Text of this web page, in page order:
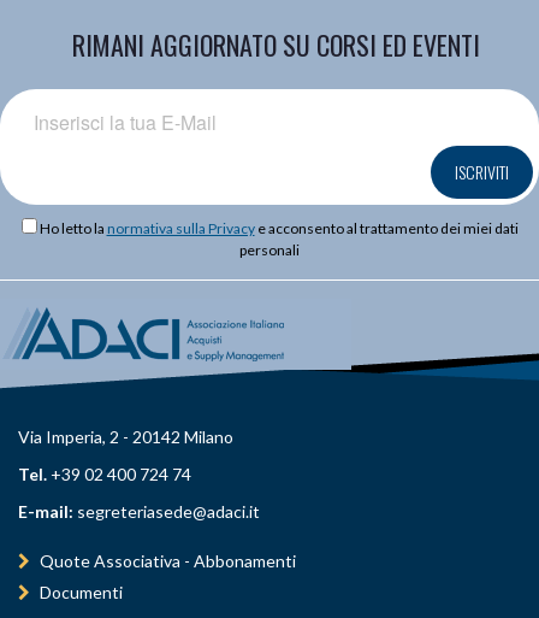
RIMANI AGGIORNATO SU CORSI ED EVENTI
ISCRIVITI
Ho letto la normativa sulla Privacye acconsento al trattamento dei miei dati
personali
Via Imperia, 2 - 20142 Milano
Tel. +39 02 400 724 74
E-mail: segreteriasede@adaci.it
Quote Associativa - Abbonamenti
Documenti